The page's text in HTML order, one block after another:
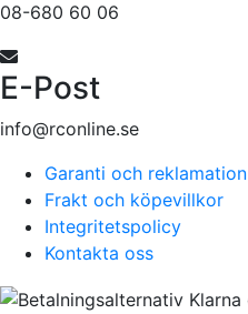
08-680 60 06
E-Post
info@rconline.se
Garanti och reklamation
Frakt och köpevillkor
Integritetspolicy
Kontakta oss